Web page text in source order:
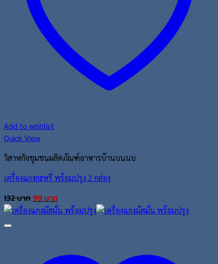
Add to wishlist
Quick View
วิสาหกิจชุมชนผลิตภัณฑ์อาหารบ้านบนนบ
เครื่องแกงกะหรี่ พร้อมปรุง 2 กล่อง
132บาท Original
price
99 บาท
price